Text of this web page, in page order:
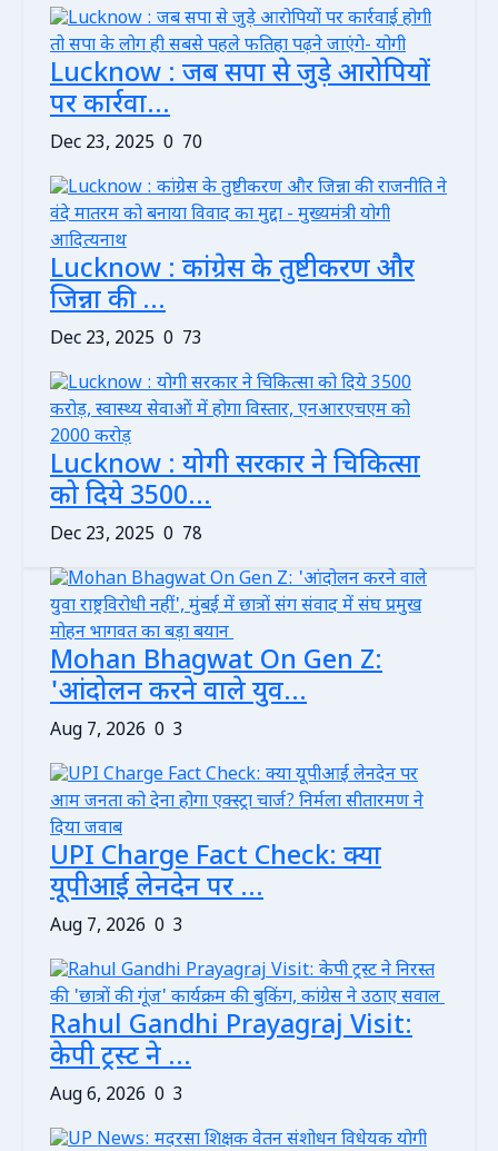
Lucknow : जब सपा से जुड़े आरोपियों
पर कार्रवा...
Dec 23, 2025 0 70
Lucknow : कांग्रेस के तुष्टीकरण और
जिन्ना की ...
Dec 23, 2025 0 73
Lucknow : योगी सरकार ने चिकित्सा
को दिये 3500...
Dec 23, 2025 0 78
Mohan Bhagwat On Gen Z:
'आंदोलन करने वाले युव...
Aug 7, 2026 0 3
UPI Charge Fact Check: क्या
यूपीआई लेनदेन पर ...
Aug 7, 2026 0 3
Rahul Gandhi Prayagraj Visit:
केपी ट्रस्ट ने ...
Aug 6, 2026 0 3